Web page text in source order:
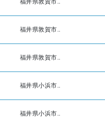
福井県敦賀市..
福井県敦賀市..
福井県敦賀市..
福井県小浜市..
福井県小浜市..